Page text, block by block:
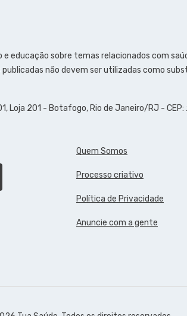
e educação sobre temas relacionados com
não devem ser utilizadas como
Loja 201 - Botafogo, Rio de Janeiro/RJ -
Quem Somos
Processo criativo
Política de Privacidade
Anuncie com a gente